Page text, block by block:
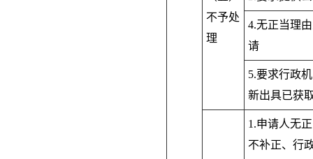
不予处
理
4.无正当理
请
5.要求行政
新出具已获
1.申请人无
不补正、行